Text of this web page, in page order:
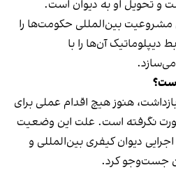
و تحویل او به دیوان است.
مشروعیت بین‌المللی حکومت‌ها را
دیپلوماتیک آن‌ها را با
هنوز هیچ اقدام عملی برای
نگرفته است. علت این وضعیت
دیوان کیفری بین‌المللی و
جست‌وجو کرد.